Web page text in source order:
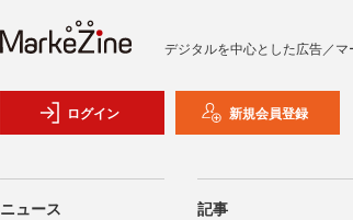
デジタルを中心とした広告／マ
ログイン 新規会員登録
ニュース 記事